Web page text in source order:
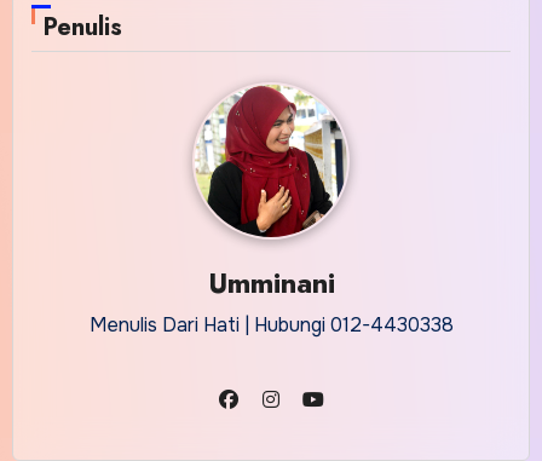
Penulis
Umminani
Menulis Dari Hati | Hubungi 012-4430338